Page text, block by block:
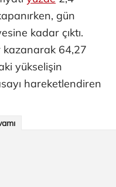
gün
kadar çıktı.
kazanarak 64,27
yükselişin
hareketlendiren